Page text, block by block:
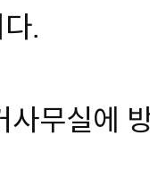
.
사무실에